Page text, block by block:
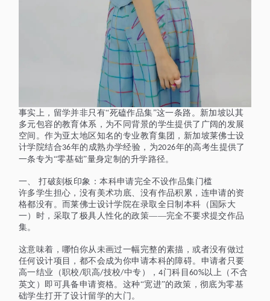
事实上，留学并非只有“死磕作品集”这一条路。新加坡以其
多元包容的教育体系，为不同背景的学生提供了广阔的发展
空间。作为亚太地区知名的专业教育集团，新加坡莱佛士设
计学院结合36年的成熟办学经验，为2026年的高考生提供了
一条专为“零基础”量身定制的升学路径。
一、
打破刻板印象：本科申请完全不设作品集门槛
许多学生担心，没有美术功底、没有作品积累，连申请的资
格都没有。而莱佛士设计学院在录取全日制本科（国际大
一）时，采取了极具人性化的政策——完全不要求提交作品
集。
这意味着，哪怕你从未画过一幅完整的素描，或者没有做过
任何设计项目，都不会成为你申请本科的障碍。申请者只要
高一结业（职校/职高/技校/中专），4门科目60%以上（不含
英文）即可具备申请资格。这种“宽进”的政策，彻底为零基
础学生打开了设计留学的大门。